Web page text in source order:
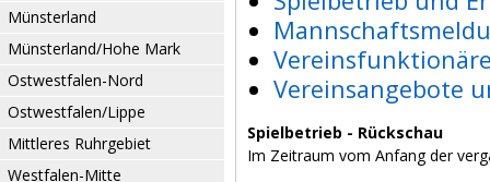
Münsterland
Münsterland/Hohe Mark
Ostwestfalen-Nord
Ostwestfalen/Lippe
Mittleres Ruhrgebiet
Westfalen-Mitte
Vereinsangebote
Spielbetrieb - Rückschau
Im Zeitraum vom Anfang der